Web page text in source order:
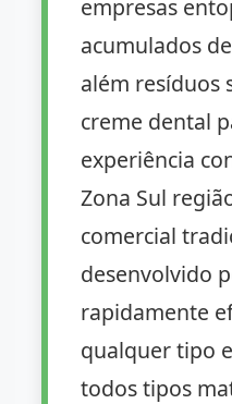
empresas
acumulados
além resíduos
creme dental
experiência
Zona Sul
comercial
desenvolvido
rapidamente
qualquer tipo
todos tipos